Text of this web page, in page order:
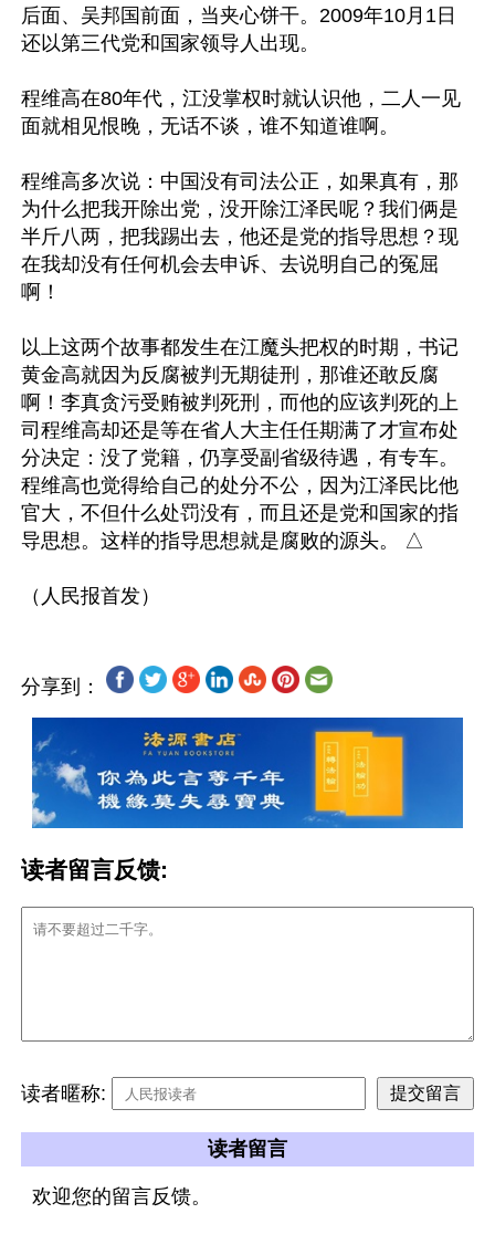
后面、吴邦国前面，当夹心饼干。2009年10月1日
还以第三代党和国家领导人出现。
程维高在80年代，江没掌权时就认识他，二人一见
面就相见恨晚，无话不谈，谁不知道谁啊。
程维高多次说：中国没有司法公正，如果真有，那
为什么把我开除出党，没开除江泽民呢？我们俩是
半斤八两，把我踢出去，他还是党的指导思想？现
在我却没有任何机会去申诉、去说明自己的冤屈
啊！
以上这两个故事都发生在江魔头把权的时期，书记
黄金高就因为反腐被判无期徒刑，那谁还敢反腐
啊！李真贪污受贿被判死刑，而他的应该判死的上
司程维高却还是等在省人大主任任期满了才宣布处
分决定：没了党籍，仍享受副省级待遇，有专车。
程维高也觉得给自己的处分不公，因为江泽民比他
官大，不但什么处罚没有，而且还是党和国家的指
导思想。这样的指导思想就是腐败的源头。 △
分享到：
读者留言反馈:
读者暱称:
读者留言
欢迎您的留言反馈。